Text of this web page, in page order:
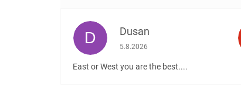
D Dusan
Hodnotenie obchodu je 5 z 5
5.8.2026
East or West you are the best....